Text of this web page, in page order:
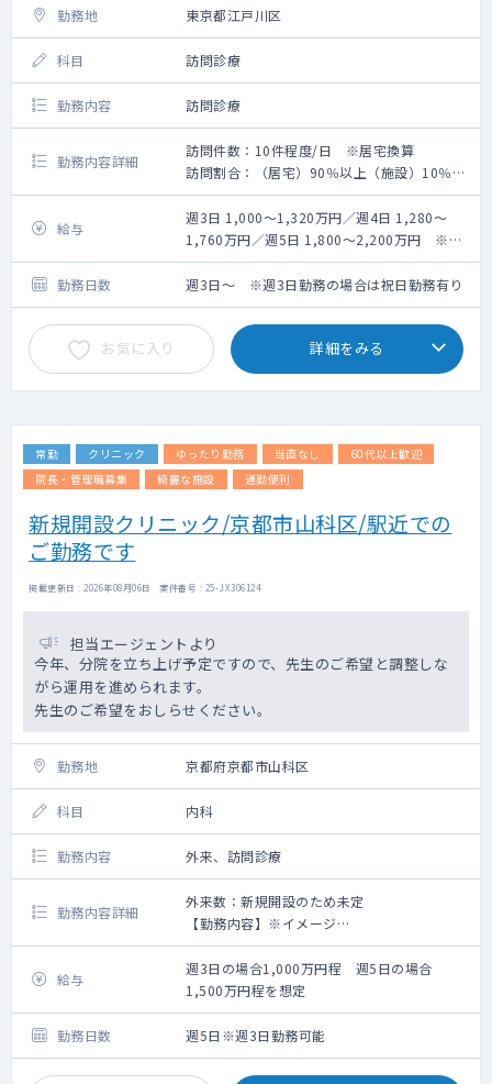
勤務地 東京都江戸川区
科目 訪問診療
勤務内容 訪問診療
勤務内容詳細
訪問件数：10件程度/日 ※居宅換算
訪問割合：（居宅）90％以上（施設）10％未
満
訪問体制：医師・看護師・ドライバーの3名体
制
主治医制を採用しており、医師1名（週5日勤
務の場合）に約100名の患者様をご担当頂き
ます。
総患者数の半数近くは癌末期の患者様で、精
神疾患をお持ちの患者様も20％程度いらっし
ゃいます。
人工呼吸器をつけている患者様は数名いらっ
川区近隣です。
平日は10ライン程度、土曜日は2～3ライン回
給与
週3日 1,000～1,320万円／週4日 1,280～
1,760万円／週5日 1,800～2,200万円 ※キ
ャリア・経験等による
勤務日数
週3日～ ※週3日勤務の場合は祝日勤務有り
お気に入り 詳細をみる
常勤 クリニック ゆったり勤務 当直なし
60代以上歓迎
院長・管理職募集
綺麗な施設 通勤便利
新規開設クリニック/京都市山科区/駅近での
ご勤務です
掲載更新日 : 2026年08月06日 案件番号 : 25-JX306124
担当エージェントより
今年、分院を立ち上げ予定ですので、先生のご希望と調整しな
がら運用を進められます。
先生のご希望をおしらせください。
勤務地 京都府京都市山科区
科目 内科
勤務内容 外来、訪問診療
勤務内容詳細
外来数：新規開設のため未定
【勤務内容】※イメージ
午前：9:00～12:00 外来
午後：13:00～18:00 外来もしくは訪問診療
※外来、訪問診療のコマについては応相談で
す。
各曜日の内訳についてはご希望を踏まえて
調整となります。
給与
週3日の場合1,000万円程 週5日の場合
1,500万円程を想定
勤務日数 週5日※週3日勤務可能